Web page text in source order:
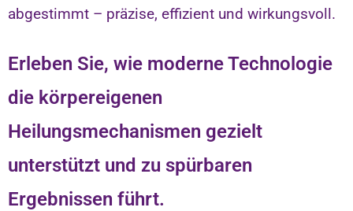
abgestimmt – präzise, effizient und wirkungsvoll.
Erleben Sie, wie moderne Technologie
die körpereigenen
Heilungsmechanismen gezielt
unterstützt und zu spürbaren
Ergebnissen führt.